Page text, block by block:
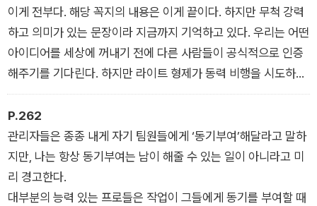
다.
- <가상의 청사진 제안하기> 중
이게 전부다. 해당 꼭지의 내용은 이게 끝이다. 하지만 무척 강력
하고 의미가 있는 문장이라 지금까지 기억하고 있다. 우리는 어떤
아이디어를 세상에 꺼내기 전에 다른 사람들이 공식적으로 인증
해주기를 기다린다. 하지만 라이트 형제가 동력 비행을 시도하기
위해 면허가 나오기를 기다렸다면 우리는 대체 언제 중력의 한계
를 벗어나 하늘로 날아오를 수 있었을까?
- <새로운 시도를 하는 데 면허는 필요 없다> 중
P.262
관리자들은 종종 내게 자기 팀원들에게 ‘동기부여’해달라고 말하
지만, 나는 항상 동기부여는 남이 해줄 수 있는 일이 아니라고 미
리 경고한다.
대부분의 능력 있는 프로들은 작업이 그들에게 동기를 부여할 때